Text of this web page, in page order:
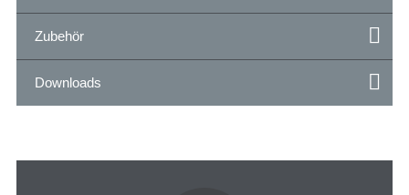
Zubehör
Downloads